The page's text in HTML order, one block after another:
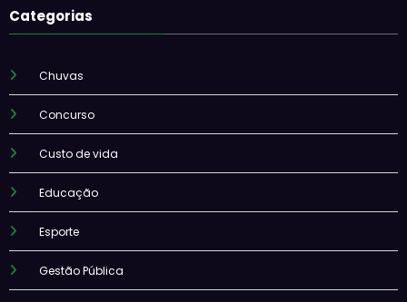
Categorias
Chuvas
Concurso
Custo de vida
Educação
Esporte
Gestão Pública